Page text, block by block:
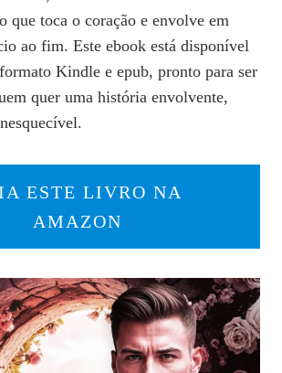
que toca o coração e envolve em
ao fim. Este ebook está disponível
Kindle e epub, pronto para ser
quer uma história envolvente,
ESTE LIVRO NA
AMAZON